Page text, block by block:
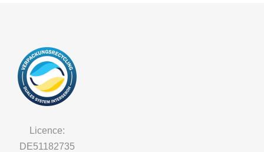
Licence:
DE51182735